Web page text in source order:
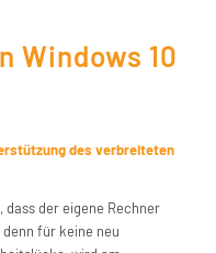
Windows 10
des verbreiteten
dass der eigene Rechner
für keine neu